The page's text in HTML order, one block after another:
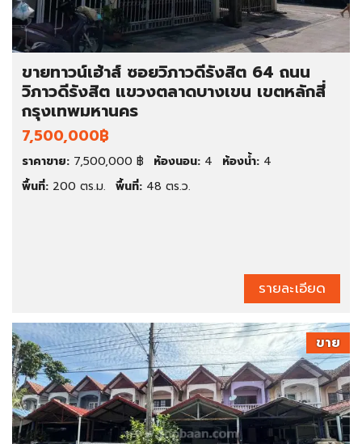
ขายทาวน์เฮ้าส์ ซอยวิภาวดีรังสิต 64 ถนน
วิภาวดีรังสิต แขวงตลาดบางเขน เขตหลักสี่
กรุงเทพมหานคร
7,500,000฿
ราคาขาย: 7,500,000 ฿ ห้องนอน: 4 ห้องน้ำ: 4
พื้นที่: 200 ตร.ม. พื้นที่: 48 ตร.ว.
รายละเอียด
ขาย